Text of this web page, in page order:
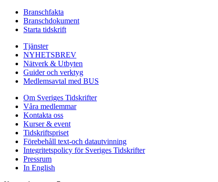
Branschfakta
Branschdokument
Starta tidskrift
Tjänster
NYHETSBREV
Nätverk & Utbyten
Guider och verktyg
Medlemsavtal med BUS
Om Sveriges Tidskrifter
Våra medlemmar
Kontakta oss
Kurser & event
Tidskriftspriset
Förebehåll text-och datautvinning
Integritetspolicy för Sveriges Tidskrifter
Pressrum
In English